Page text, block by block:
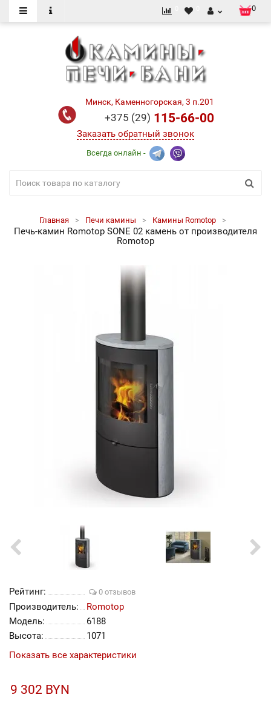
0
Минск, Каменногорская, 3 п.201
+375 (29) 115-66-00
Заказать обратный звонок
Всегда онлайн -
Главная Печи камины Камины Romotop
Печь-камин Romotop SONE 02 камень от производителя
Romotop
Рейтинг: 0 отзывов
Производитель:
Romotop
Модель:
6188
Высота:
1071
Показать все характеристики
9 302 BYN